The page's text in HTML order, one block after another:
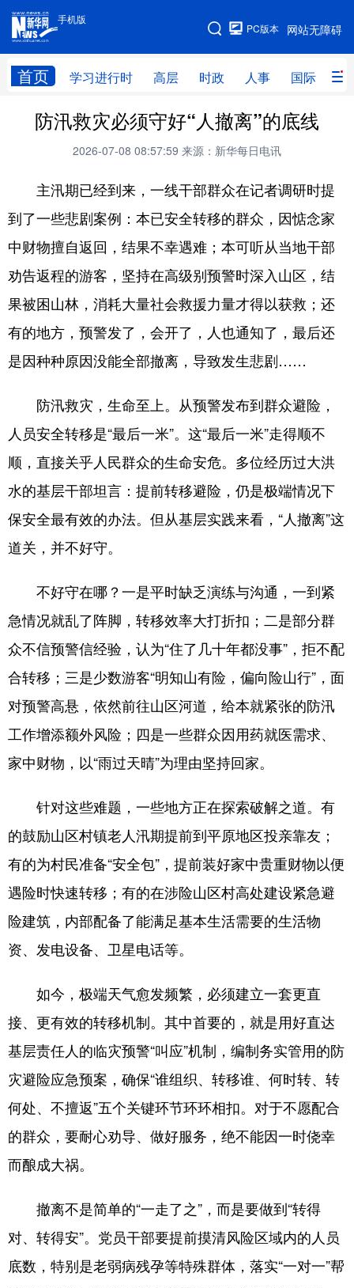
手机版
网站无障碍
PC版本
首页 学习进行时 高层 时政 人事 国际 财
手机版
网站地图
学习进行时 高层 时政 人事
财经 网评
台湾 思客智库 全球连线 教育
科技 科普 体育 文化
健康 军事 访谈 视频
图片 中央文件 金融 汽车
溯源中国 城市 旅游
悦读 公益 书画 一带一路
地方频道
北京
浙江 安徽 福建 江西
山东 河南 湖北 湖南
广东 广西 海南 重庆
四川 贵州 云南 西藏
陕西 甘肃 青海 宁夏
多语种频道
English Español Français عربى
Deutsch Português
防汛救灾必须守好“人撤离”的底线
2026-07-08 08:57:59 来源：新华每日电讯
主汛期已经到来，一线干部群众在记者调研时提
到了一些悲剧案例：本已安全转移的群众，因惦念家
中财物擅自返回，结果不幸遇难；本可听从当地干部
劝告返程的游客，坚持在高级别预警时深入山区，结
果被困山林，消耗大量社会救援力量才得以获救；还
有的地方，预警发了，会开了，人也通知了，最后还
是因种种原因没能全部撤离，导致发生悲剧……
防汛救灾，生命至上。从预警发布到群众避险，
人员安全转移是“最后一米”。这“最后一米”走得顺不
顺，直接关乎人民群众的生命安危。多位经历过大洪
水的基层干部坦言：提前转移避险，仍是极端情况下
保安全最有效的办法。但从基层实践来看，“人撤离”这
道关，并不好守。
不好守在哪？一是平时缺乏演练与沟通，一到紧
急情况就乱了阵脚，转移效率大打折扣；二是部分群
众不信预警信经验，认为“住了几十年都没事”，拒不配
合转移；三是少数游客“明知山有险，偏向险山行”，面
对预警高悬，依然前往山区河道，给本就紧张的防汛
工作增添额外风险；四是一些群众因用药就医需求、
家中财物，以“雨过天晴”为理由坚持回家。
针对这些难题，一些地方正在探索破解之道。有
的鼓励山区村镇老人汛期提前到平原地区投亲靠友；
有的为村民准备“安全包”，提前装好家中贵重财物以便
遇险时快速转移；有的在涉险山区村高处建设紧急避
险建筑，内部配备了能满足基本生活需要的生活物
资、发电设备、卫星电话等。
如今，极端天气愈发频繁，必须建立一套更直
接、更有效的转移机制。其中首要的，就是用好直达
基层责任人的临灾预警“叫应”机制，编制务实管用的防
灾避险应急预案，确保“谁组织、转移谁、何时转、转
何处、不擅返”五个关键环节环环相扣。对于不愿配合
的群众，要耐心劝导、做好服务，绝不能因一时侥幸
而酿成大祸。
撤离不是简单的“一走了之”，而是要做到“转得
对、转得安”。党员干部要提前摸清风险区域内的人员
底数，特别是老弱病残孕等特殊群体，落实“一对一”帮